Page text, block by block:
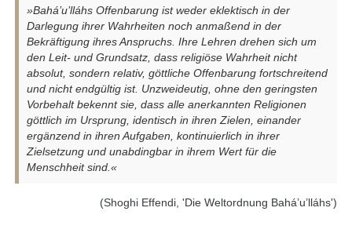
»Bahá’u’lláhs Offenbarung ist weder eklektisch in der
Darlegung ihrer Wahrheiten noch anmaßend in der
Bekräftigung ihres Anspruchs. Ihre Lehren drehen sich um
den Leit- und Grundsatz, dass religiöse Wahrheit nicht
absolut, sondern relativ, göttliche Offenbarung fortschreitend
und nicht endgültig ist. Unzweideutig, ohne den geringsten
Vorbehalt bekennt sie, dass alle anerkannten Religionen
göttlich im Ursprung, identisch in ihren Zielen, einander
ergänzend in ihren Aufgaben, kontinuierlich in ihrer
Zielsetzung und unabdingbar in ihrem Wert für die
Menschheit sind.«
(Shoghi Effendi, 'Die Weltordnung Bahá’u’lláhs')